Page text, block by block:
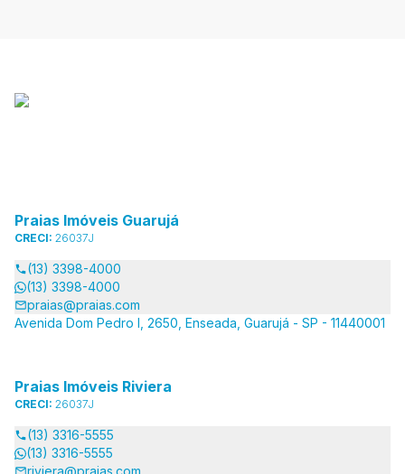
Praias Imóveis Guarujá
CRECI: 26037J
(13) 3398-4000
(13) 3398-4000
praias@praias.com
Avenida Dom Pedro I, 2650, Enseada, Guarujá - SP - 11440001
Praias Imóveis Riviera
CRECI: 26037J
(13) 3316-5555
(13) 3316-5555
riviera@praias.com